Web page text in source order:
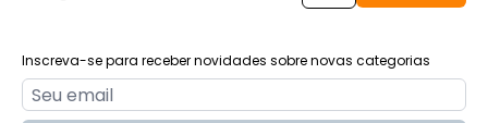
Inscreva-se para receber novidades sobre novas categorias